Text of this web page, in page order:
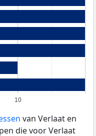
10
van Verlaat en
die voor Verlaat